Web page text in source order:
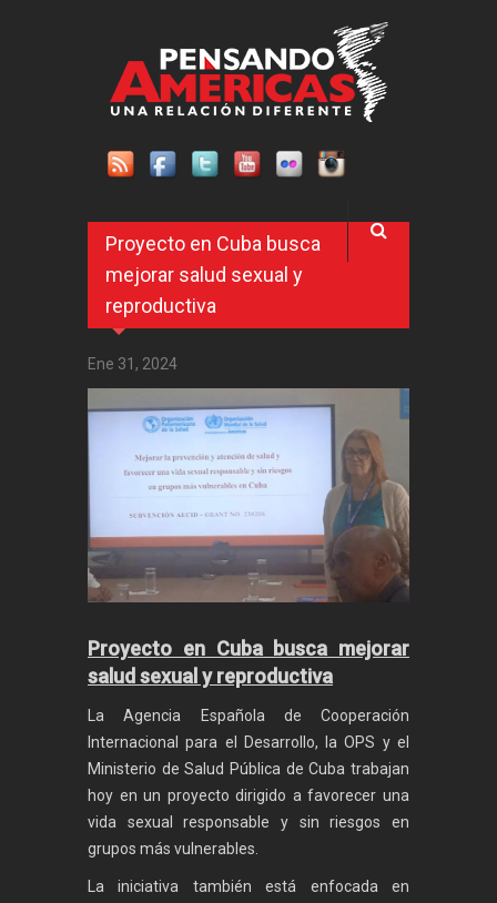
Proyecto en Cuba busca
mejorar salud sexual y
reproductiva
Ene 31, 2024
Proyecto en Cuba busca mejorar
salud sexual y reproductiva
La Agencia Española de Cooperación
Internacional para el Desarrollo, la OPS y el
Ministerio de Salud Pública de Cuba trabajan
hoy en un proyecto dirigido a favorecer una
vida sexual responsable y sin riesgos en
grupos más vulnerables.
La iniciativa también está enfocada en